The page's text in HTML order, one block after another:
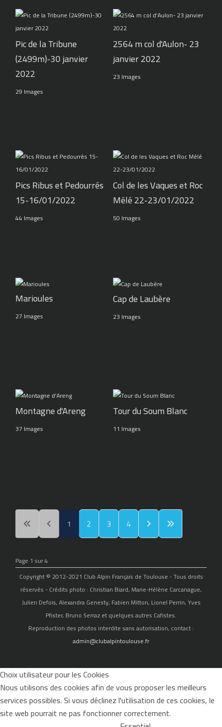
Pic de la Tribune
(2499m)-30 janvier
2022
29 Images
2564 m col d'Aulon- 23
janvier 2022
23 Images
Pics Ribus et Pedourrés
15-16/01/2022
44 Images
Col de les Vaques et Roc
Mélé 22-23/01/2022
50 Images
Marioules
27 Images
Cap de Laubère
23 Images
Montagne d'Areng
37 Images
Tour du Soum Blanc
11 Images
1 2 3 4
Page 1 sur 4
Copyright © 2012-2021 Club Alpin Français de Toulouse - Tous droits
réservés - Crédits photo : Christian Biard, Marie-Hélène Carcanague,
Julien Defois, Alexandra Genesty, Fabien Mitton, Lionel Perrin, Yves
Pfister, Bruno Serraz et quelques autres Cafistes.
Reproduction des photos interdite sans autorisation, contact :
admin@clubalpintoulouse.fr
Choix utilisateur pour les Cookies
Nous utilisons des cookies afin de vous proposer les meilleurs
services possibles. Si vous déclinez l'utilisation de ces cookies, le
site web pourrait ne pas fonctionner correctement.